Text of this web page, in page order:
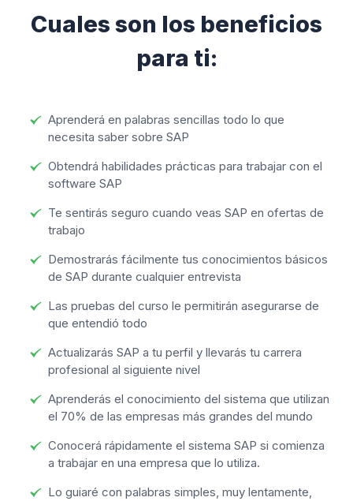
Cuales son los beneficios
para ti:
Aprenderá en palabras sencillas todo lo que
necesita saber sobre SAP
Obtendrá habilidades prácticas para trabajar con el
software SAP
Te sentirás seguro cuando veas SAP en ofertas de
trabajo
Demostrarás fácilmente tus conocimientos básicos
de SAP durante cualquier entrevista
Las pruebas del curso le permitirán asegurarse de
que entendió todo
Actualizarás SAP a tu perfil y llevarás tu carrera
profesional al siguiente nivel
Aprenderás el conocimiento del sistema que utilizan
el 70% de las empresas más grandes del mundo
Conocerá rápidamente el sistema SAP si comienza
a trabajar en una empresa que lo utiliza.
Lo guiaré con palabras simples, muy lentamente,